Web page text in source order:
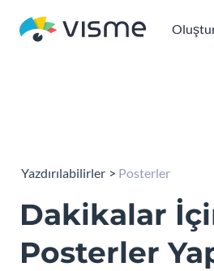
Yazdırılabilirler Posterler
Dakikalar
Posterler